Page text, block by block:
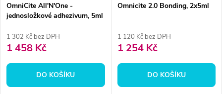
OmniCite All'N'One -
jednosložkové adhezivum, 5ml
1 302 Kč bez DPH
1 458 Kč
DO KOŠÍKU
Omnicite 2.0 Bonding, 2x5ml
1 120 Kč bez DPH
1 254 Kč
DO KOŠÍKU